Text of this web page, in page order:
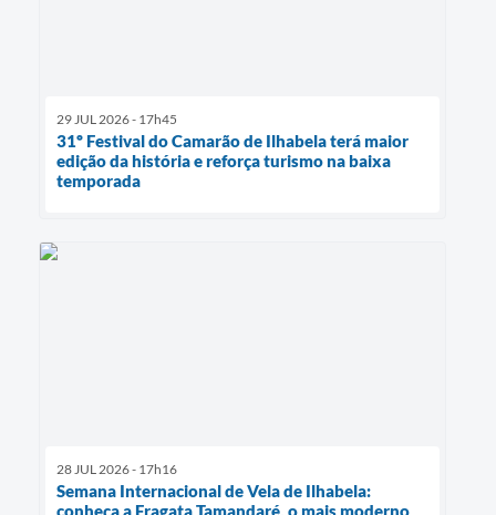
29 JUL 2026 - 17h45
31º Festival do Camarão de Ilhabela terá maior
edição da história e reforça turismo na baixa
temporada
28 JUL 2026 - 17h16
Semana Internacional de Vela de Ilhabela:
conheça a Fragata Tamandaré, o mais moderno